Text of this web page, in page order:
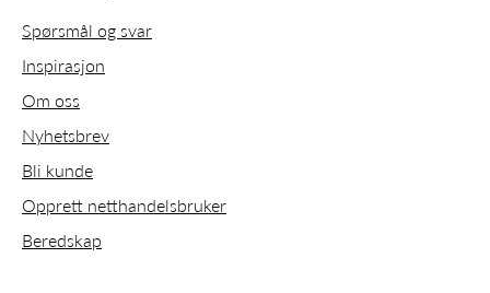
Spørsmål og svar
Inspirasjon
Om oss
Nyhetsbrev
Bli kunde
Opprett netthandelsbruker
Beredskap